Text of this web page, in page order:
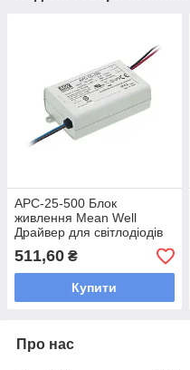
APC-25-500 Блок
живлення Mean Well
Драйвер для світлодіодів
(LED) 25.2 Вт, 15~50 В,
500 мА
511,60 ₴
Купити
Про нас